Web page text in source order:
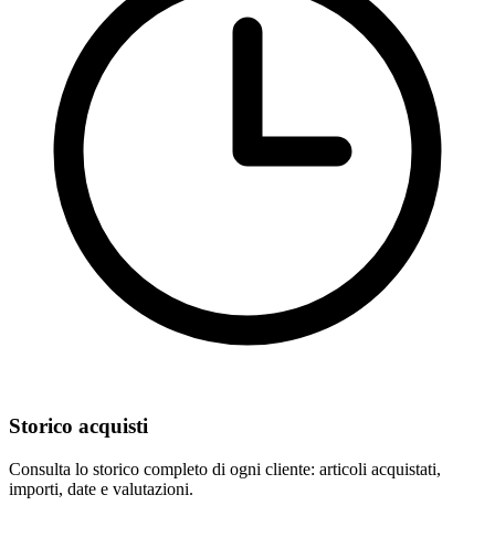
Storico acquisti
Consulta lo storico completo di ogni cliente: articoli acquistati,
importi, date e valutazioni.